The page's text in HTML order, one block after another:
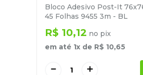
Bloco Adesivo Post-It
45 Folhas 9455 3m - BL
R$ 10,12 no pix
em até 1x de R$ 10,65
＋
－